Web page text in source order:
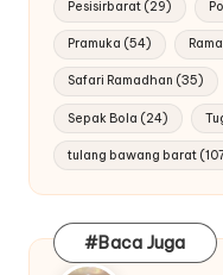
Pesisirbarat (29)
Pramuka (54)
Safari Ramadhan (35)
Sepak Bola (24)
tulang bawang barat
#Baca Juga